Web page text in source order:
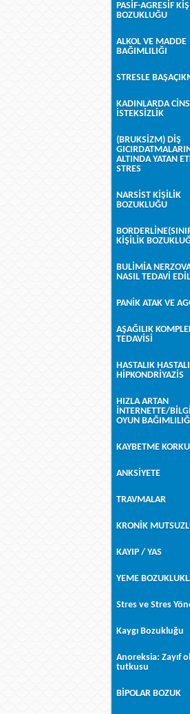
PASİF-AGRESİF
BOZUKLUĞU
ALKOL VE MADDE
BAĞIMLILIĞI
STRESLE
KADINLARDA
İSTEKSİZLİK
(BRUKSİZM) DİŞ
ALTINDA YATAN
STRES
NARSİST KİŞİLİK
BOZUKLUĞU
KİŞİLİK
BULİMİA
NASIL TEDAVİ
PANİK ATAK VE
AŞAĞILIK
TEDAVİSİ
HASTALIK
HİPKONDRİYAZİS
HIZLA ARTAN
İNTERNETTE/
OYUN
KAYBETME
ANKSİYETE
TRAVMALAR
KRONİK
KAYIP / YAS
YEME
Stres ve Stres
Kaygı Bozukluğu
Anoreksia: Zayıf
tutkusu
BİPOLAR BOZUK